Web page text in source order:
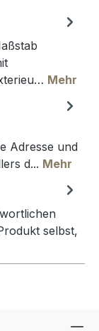
Mehr
Adresse und
d... Mehr
selbst,